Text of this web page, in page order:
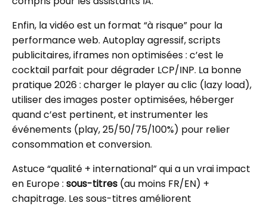
Enfin, la vidéo est un format “à risque” pour la
performance web. Autoplay agressif, scripts
publicitaires, iframes non optimisées : c’est le
cocktail parfait pour dégrader LCP/INP. La bonne
pratique 2026 : charger le player au clic (lazy load),
utiliser des images poster optimisées, héberger
quand c’est pertinent, et instrumenter les
événements (play, 25/50/75/100%) pour relier
consommation et conversion.
Astuce “qualité + international” qui a un vrai impact
en Europe : sous-titres (au moins FR/EN) +
chapitrage. Les sous-titres améliorent